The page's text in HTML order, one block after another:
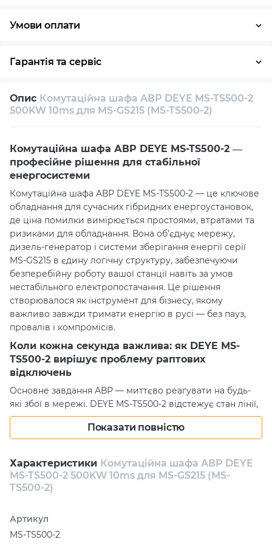
Умови оплати
Гарантія та сервіс
Власний сервісний центр Технічна підтримка
Опис Комутаційна шафа АВР DEYE MS-TS500-2
500KW 10ms для MS-GS215 (MS-TS500-2)
Комутаційна шафа АВР DEYE MS-TS500-2 —
професійне рішення для стабільної
енергосистеми
Комутаційна шафа АВР DEYE MS-TS500-2 — це ключове
обладнання для сучасних гібридних енергоустановок,
де ціна помилки вимірюється простоями, втратами та
ризиками для обладнання. Вона об’єднує мережу,
дизель-генератор і системи зберігання енергії серії
MS-GS215 в єдину логічну структуру, забезпечуючи
безперебійну роботу вашої станції навіть за умов
нестабільного електропостачання. Це рішення
створювалося як інструмент для бізнесу, якому
важливо завжди тримати енергію в русі — без пауз,
провалів і компромісів.
Коли кожна секунда важлива: як DEYE MS-
TS500-2 вирішує проблему раптових
відключень
Основне завдання АВР — миттєво реагувати на будь-
які збої в мережі. DEYE MS-TS500-2 відстежує стан лінії,
рівень заряду ESS і автоматично запускає дизель-
генератор, коли це справді необхідно, передаючи йому
становить усього 10–20 мс — настільки швидко, що
обладнання навіть не встигає «помітити» перехід на
резерв. Для власника об’єкта це означає відсутність
енергоживлення.
Показати повністю
Характеристики Комутаційна шафа АВР DEYE
MS-TS500-2 500KW 10ms для MS-GS215 (MS-
TS500-2)
Артикул
MS-TS500-2